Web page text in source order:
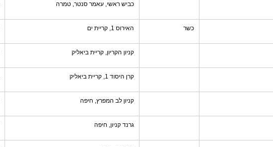
כביש ראשי, עאמר סנטר, טמרה
כשר האירוס 1, קריית ים
קניון הקריון, קריית ביאליק
קרן היסוד 1, קריית ביאליק
קניון לב המפרץ, חיפה
גרנד קניון, חיפה